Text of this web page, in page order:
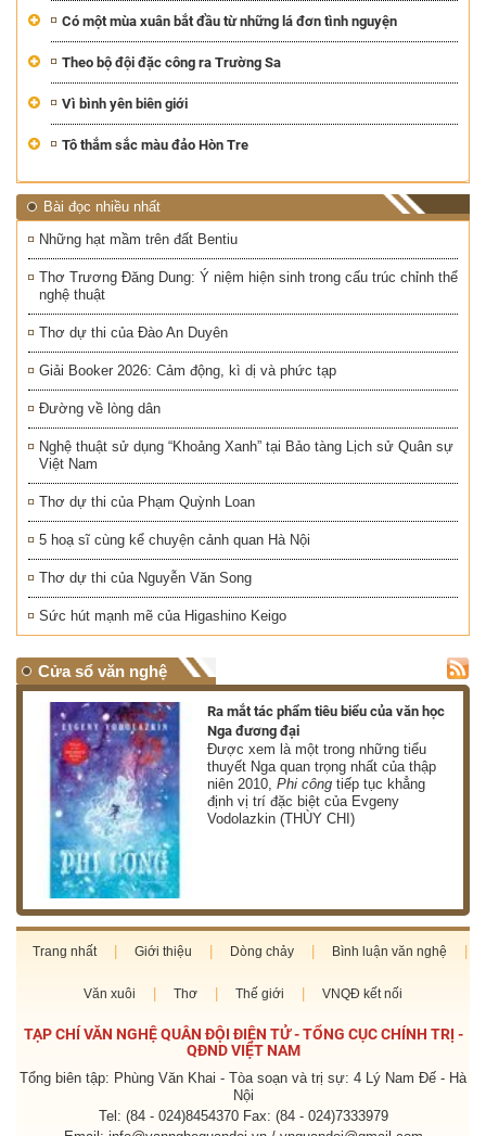
Có một mùa xuân bắt đầu từ những lá đơn tình nguyện
Theo bộ đội đặc công ra Trường Sa
Vì bình yên biên giới
Tô thắm sắc màu đảo Hòn Tre
Bài đọc nhiều nhất
Những hạt mầm trên đất Bentiu
Thơ Trương Đăng Dung: Ý niệm hiện sinh trong cấu trúc chỉnh thể
nghệ thuật
Thơ dự thi của Đào An Duyên
Giải Booker 2026: Cảm động, kì dị và phức tạp
Đường về lòng dân
Nghệ thuật sử dụng “Khoảng Xanh” tại Bảo tàng Lịch sử Quân sự
Việt Nam
Thơ dự thi của Phạm Quỳnh Loan
5 hoạ sĩ cùng kể chuyện cảnh quan Hà Nội
Thơ dự thi của Nguyễn Văn Song
Sức hút mạnh mẽ của Higashino Keigo
Cửa sổ văn nghệ
Ra mắt tác phẩm tiêu biểu của văn học
Nga đương đại
Được xem là một trong những tiểu
thuyết Nga quan trọng nhất của thập
niên 2010,Phi công tiếp tục khẳng
định vị trí đặc biệt của Evgeny
Vodolazkin (THÙY CHI)
Trang nhất Giới thiệu Dòng chảy Bình luận văn nghệ
Văn xuôi Thơ Thế giới VNQĐ kết nối
TẠP CHÍ VĂN NGHỆ QUÂN ĐỘI ĐIỆN TỬ - TỔNG CỤC CHÍNH TRỊ -
QĐND VIỆT NAM
Tổng biên tập: Phùng Văn Khai - Tòa soạn và trị sự: 4 Lý Nam Đế - Hà
Nội
Tel: (84 - 024)8454370 Fax: (84 - 024)7333979